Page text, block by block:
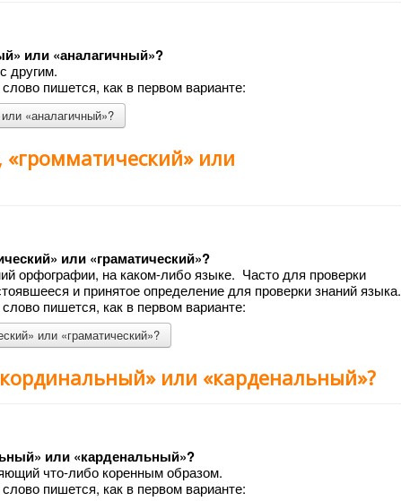
или «аналагичный»?
другим.
пишется, как в первом варианте:
«аналагичный»?
«громматический» или
или «граматический»?
орфографии, на каком-либо языке. Часто для проверки
и принятое определение для проверки знаний языка.
пишется, как в первом варианте:
или «граматический»?
или «карденальный»?
или «карденальный»?
что-либо коренным образом.
пишется, как в первом варианте: